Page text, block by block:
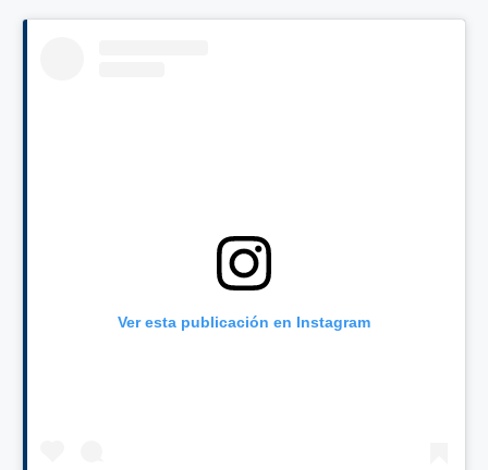
Ver esta publicación en Instagram